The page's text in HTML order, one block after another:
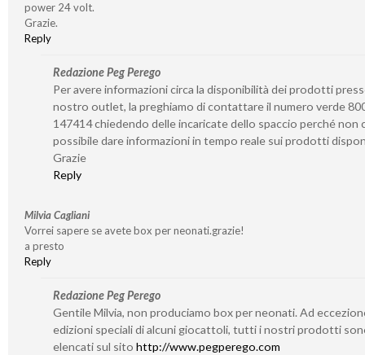
power 24 volt.
Grazie.
Reply
Redazione Peg Perego
Per avere informazioni circa la disponibilità dei prodotti
nostro outlet, la preghiamo di contattare il numero verde
147414 chiedendo delle incaricate dello spaccio perché non
possibile dare informazioni in tempo reale sui prodotti
Grazie
Reply
Milvia Cagliani
Vorrei sapere se avete box per neonati.grazie!
a presto
Reply
Redazione Peg Perego
Gentile Milvia, non produciamo box per neonati. Ad
edizioni speciali di alcuni giocattoli, tutti i nostri prodotti
elencati sul sito http://www.pegperego.com